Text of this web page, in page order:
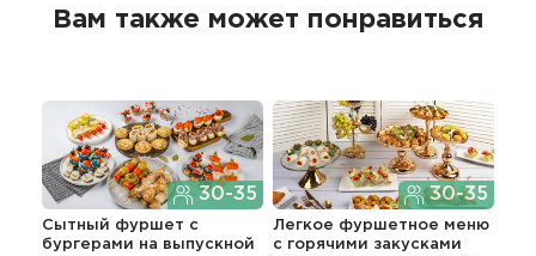
Вам также может понравиться
30-35
Сытный фуршет с
бургерами на выпускной
30-35
Легкое фуршетное меню
c горячими закусками